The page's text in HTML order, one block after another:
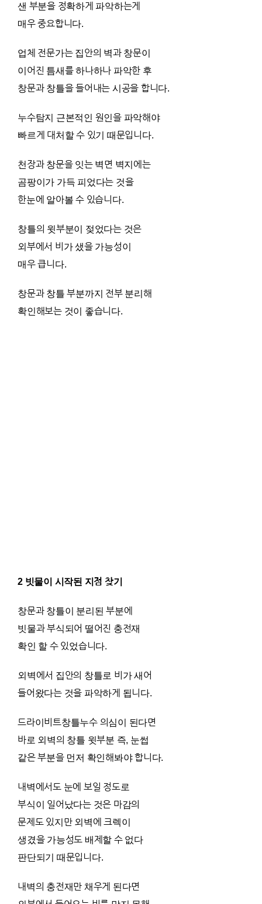
샌 부분을 정확하게 파악하는게
매우 중요합니다.
업체 전문가는 집안의 벽과 창문이
이어진 틈새를 하나하나 파악한 후
창문과 창틀을 들어내는 시공을 합니다.
누수탐지 근본적인 원인을 파악해야
빠르게 대처할 수 있기 때문입니다.
천장과 창문을 잇는 벽면 벽지에는
곰팡이가 가득 피었다는 것을
한눈에 알아볼 수 있습니다.
창틀의 윗부분이 젖었다는 것은
외부에서 비가 샜을 가능성이
매우 큽니다.
창문과 창틀 부분까지 전부 분리해
확인해보는 것이 좋습니다.
2 빗물이 시작된 지점 찾기
창문과 창틀이 분리된 부분에
빗물과 부식되어 떨어진 충전재
확인 할 수 있었습니다.
외벽에서 집안의 창틀로 비가 새어
들어왔다는 것을 파악하게 됩니다.
드라이비트창틀누수 의심이 된다면
바로 외벽의 창틀 윗부분 즉, 눈썹
같은 부분을 먼저 확인해봐야 합니다.
내벽에서도 눈에 보일 정도로
부식이 일어났다는 것은 마감의
문제도 있지만 외벽에 크렉이
생겼을 가능성도 배제할 수 없다
판단되기 때문입니다.
내벽의 충전재만 채우게 된다면